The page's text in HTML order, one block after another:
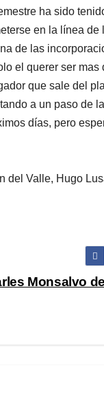
ha sido
en la línea de
de las
el querer ser mas
que sale del
a un paso de
días, pero
del Valle, Hugo
Monsalvo